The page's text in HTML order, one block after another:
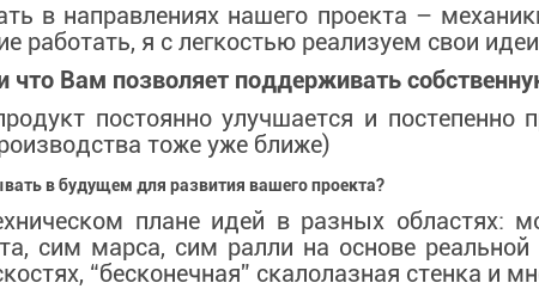
в направлениях нашего проекта –
я с легкостью реализуем свои
что Вам позволяет поддерживать
постоянно улучшается и
тоже уже ближе)
в будущем для развития вашего проекта?
плане идей в разных областях:
сим марса, сим ралли на основе
“бесконечная” скалолазная стенка и